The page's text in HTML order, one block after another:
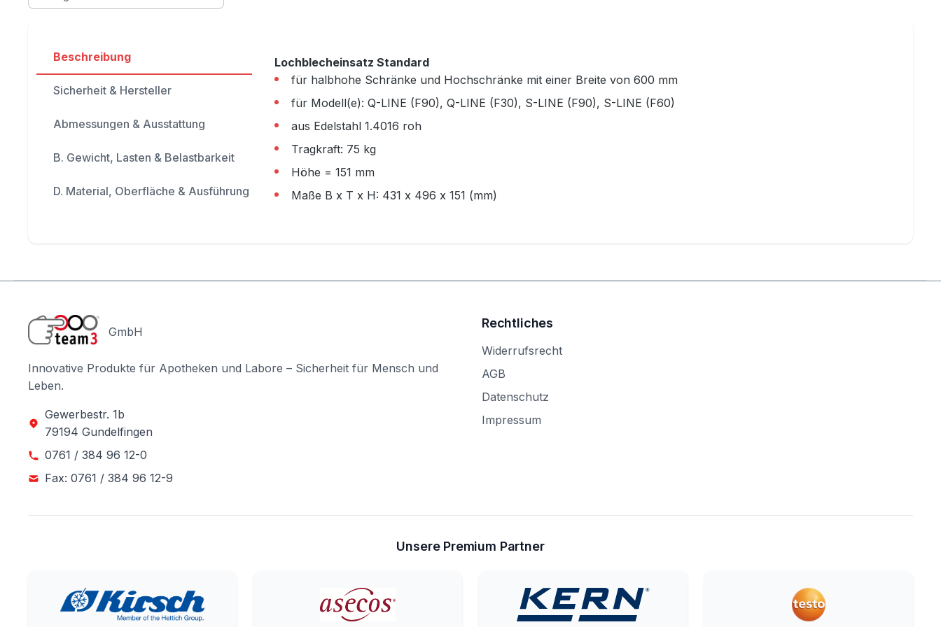
Beschreibung
Sicherheit & Hersteller
Abmessungen & Ausstattung
B. Gewicht, Lasten & Belastbarkeit
D. Material, Oberfläche & Ausführung
Lochblecheinsatz Standard
für halbhohe Schränke und Hochschränke mit einer Breite von 600 mm
für Modell(e): Q-LINE (F90), Q-LINE (F30), S-LINE (F90), S-LINE (F60)
aus Edelstahl 1.4016 roh
Tragkraft: 75 kg
Höhe = 151 mm
Maße B x T x H: 431 x 496 x 151 (mm)
GmbH
Innovative Produkte für Apotheken und Labore – Sicherheit für Mensch und
Leben.
Gewerbestr. 1b
79194 Gundelfingen
0761 / 384 96 12-0
Fax: 0761 / 384 96 12-9
Rechtliches
Widerrufsrecht
AGB
Datenschutz
Impressum
Unsere Premium Partner